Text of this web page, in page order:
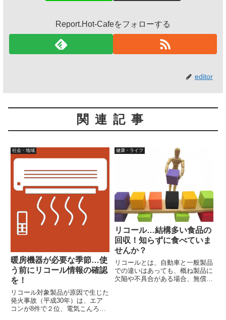
Report.Hot-Cafeをフォローする
editor
関連記事
社会・地域
暖房機器が必要な季節…使
う前にリコール情報の確認
を！
リコール対象製品が原因で生じた
発火事故（平成30年）は、エア
コンが8件で２位、電気こんろ7
健康・ライフ
リコール…結構多い食品の
回収！知らずに食べていま
せんか？
リコールとは、自動車と一般製品
での違いはあっても、概ね製品に
欠陥や不具合がある場合、無償で